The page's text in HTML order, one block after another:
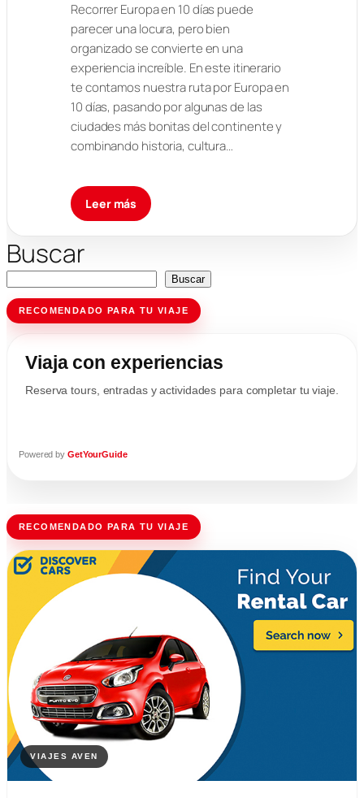
Recorrer Europa en 10 días puede
parecer una locura, pero bien
organizado se convierte en una
experiencia increíble. En este itinerario
te contamos nuestra ruta por Europa en
10 días, pasando por algunas de las
ciudades más bonitas del continente y
combinando historia, cultura…
Leer más
Buscar
Buscar
RECOMENDADO PARA TU VIAJE
Viaja con experiencias
Reserva tours, entradas y actividades para completar tu viaje.
Powered by GetYourGuide
RECOMENDADO PARA TU VIAJE